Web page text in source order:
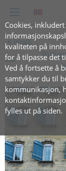
Cookies,
kvaliteten på
for å tilpasse det
Ved å fortsette å
samtykker du til
kommunikasjon,
fylles ut på siden.
Blogg